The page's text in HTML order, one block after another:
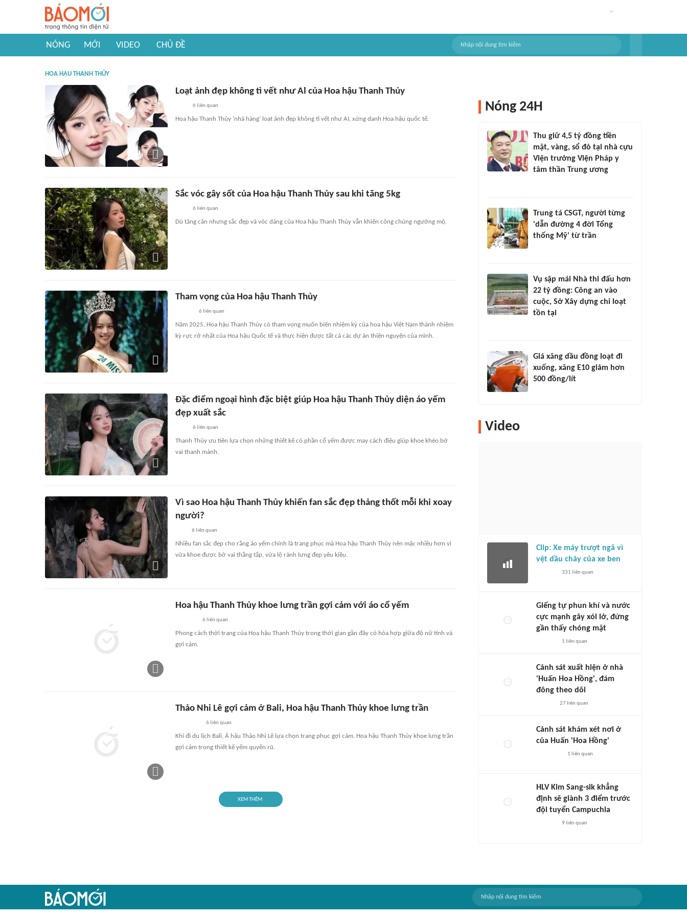
NÓNG MỚI VIDEO CHỦ ĐỀ
HOA HẬU THANH THỦY
Loạt ảnh đẹp không tì vết như Al của Hoa hậu Thanh Thủy
6 liên quan
Hoa hậu Thanh Thủy 'nhá hàng' loạt ảnh đẹp không tì vết như AI, xứng danh Hoa hậu quốc tế.
Sắc vóc gây sốt của Hoa hậu Thanh Thủy sau khi tăng 5kg
6 liên quan
Dù tăng cân nhưng sắc đẹp và vóc dáng của Hoa hậu Thanh Thủy vẫn khiến công chúng ngưỡng mộ.
Tham vọng của Hoa hậu Thanh Thủy
6 liên quan
Năm 2025, Hoa hậu Thanh Thủy có tham vọng muốn biến nhiệm kỳ của hoa hậu Việt Nam thành nhiệm
kỳ rực rỡ nhất của Hoa hậu Quốc tế và thực hiện được tất cả các dự án thiện nguyện của mình.
Đặc điểm ngoại hình đặc biệt giúp Hoa hậu Thanh Thủy diện áo yếm
đẹp xuất sắc
6 liên quan
Thanh Thủy ưu tiên lựa chọn những thiết kế có phần cổ yếm được may cách điệu giúp khoe khéo bờ
vai thanh mảnh.
Vì sao Hoa hậu Thanh Thủy khiến fan sắc đẹp thảng thốt mỗi khi xoay
người?
6 liên quan
Nhiều fan sắc đẹp cho rằng áo yếm chính là trang phục mà Hoa hậu Thanh Thủy nên mặc nhiều hơn vì
vừa khoe được bờ vai thẳng tắp, vừa lộ rãnh lưng đẹp yêu kiều.
Hoa hậu Thanh Thủy khoe lưng trần gợi cảm với áo cổ yếm
6 liên quan
Phong cách thời trang của Hoa hậu Thanh Thủy trong thời gian gần đây có hòa hợp giữa độ nữ tính và
gợi cảm.
Thảo Nhi Lê gợi cảm ở Bali, Hoa hậu Thanh Thủy khoe lưng trần
6 liên quan
Khi đi du lịch Bali, Á hậu Thảo Nhi Lê lựa chọn trang phục gợi cảm. Hoa hậu Thanh Thủy khoe lưng trần
gợi cảm trong thiết kế yếm quyến rũ.
XEM THÊM
Nóng 24H
Thu giữ 4,5 tỷ đồng tiền
mặt, vàng, sổ đỏ tại nhà cựu
Viện trưởng Viện Pháp y
tâm thần Trung ương
Trung tá CSGT, người từng
'dẫn đường 4 đời Tổng
thống Mỹ' từ trần
Vụ sập mái Nhà thi đấu hơn
22 tỷ đồng: Công an vào
cuộc, Sở Xây dựng chỉ loạt
tồn tại
Giá xăng dầu đồng loạt đi
xuống, xăng E10 giảm hơn
500 đồng/lít
Video
Clip: Xe máy trượt ngã vì
vệt dầu chảy của xe ben
331 liên quan
Giếng tự phun khí và nước
cực mạnh gây xói lở, đứng
gần thấy chóng mặt
1 liên quan
Cảnh sát xuất hiện ở nhà
'Huấn Hoa Hồng', đám
đông theo dõi
27liên quan
Cảnh sát khám xét nơi ở
của Huấn 'Hoa Hồng'
1 liên quan
HLV Kim Sang-sik khẳng
định sẽ giành 3 điểm trước
đội tuyển Campuchia
9 liên quan